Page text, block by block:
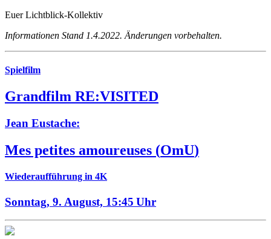
Euer Lichtblick-Kollektiv
Informationen Stand 1.4.2022. Änderungen vorbehalten.
Spielfilm
Grandfilm RE:VISITED
Jean Eustache:
Mes petites amoureuses (OmU)
Wiederaufführung in 4K
Sonntag, 9. August, 15:45 Uhr